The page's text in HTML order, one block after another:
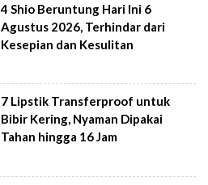
4 Shio Beruntung Hari Ini 6
Agustus 2026, Terhindar dari
Kesepian dan Kesulitan
7 Lipstik Transferproof untuk
Bibir Kering, Nyaman Dipakai
Tahan hingga 16 Jam